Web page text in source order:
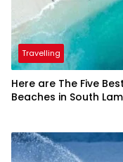
Travelling
Here are The Five Best
Beaches in South